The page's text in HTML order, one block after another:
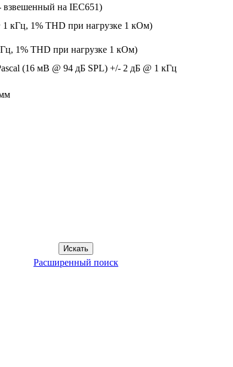
взвешенный на IEC651)
1 кГц, 1% THD при нагрузке 1 кОм)
1% THD при нагрузке 1 кОм)
(16 мВ @ 94 дБ SPL) +/- 2 дБ @ 1 кГц
Расширенный поиск